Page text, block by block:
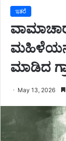
ಇತರೆ
ಮಾಡಿದ
May 13, 2026